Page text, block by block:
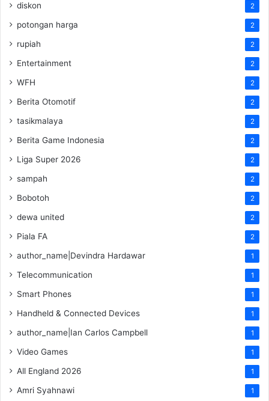
diskon 2
potongan harga 2
rupiah 2
Entertainment 2
WFH 2
Berita Otomotif 2
tasikmalaya 2
Berita Game Indonesia 2
Liga Super 2026 2
sampah 2
Bobotoh 2
dewa united 2
Piala FA 2
author_name|Devindra Hardawar 1
Telecommunication 1
Smart Phones 1
Handheld & Connected Devices 1
author_name|Ian Carlos Campbell 1
Video Games 1
All England 2026 1
Amri Syahnawi 1